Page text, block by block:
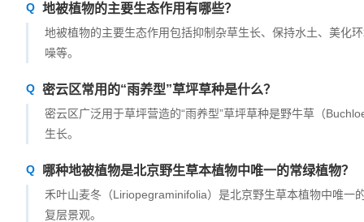
地被植物的主要生态作用有哪些？
地被植物的主要生态作用包括抑制杂草生长、保持水土、美化
噪等。
密云区常用的“雨养型”草坪草种是什么？
密云区广泛用于草坪营造的“雨养型”草坪草种是野牛草（
生长。
哪种地被植物是北京野生草本植物中唯一的常绿植物？
禾叶山麦冬（Liriopegraminifolia）是北京野生草本植物中唯一
复层景观。